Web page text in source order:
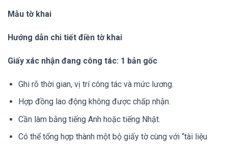
Mẫu tờ khai
Hướng dẫn chi tiết điền tờ khai
Giấy xác nhận đang công tác: 1 bản gốc
Ghi rõ thời gian, vị trí công tác và mức lương.
Hợp đồng lao động không được chấp nhận.
Cần làm bằng tiếng Anh hoặc tiếng Nhật.
Có thể tổng hợp thành một bộ giấy tờ cùng với “tài liệu